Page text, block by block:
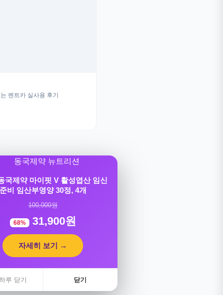
렌트카 실사용 후기
국제약 마이핏 V 활성엽산 임신
준비 임산부영양 30정, 4개
100,000원
68% 31,900원
자세히 보기 →
루 닫기 닫기